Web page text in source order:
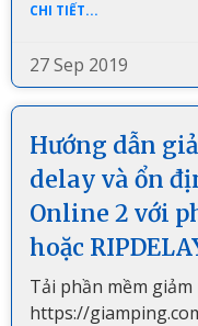
CHI TIẾT...
27 Sep 2019
Hướng dẫn
delay và ổn
Online 2 với
hoặc
Tải phần mềm
https://